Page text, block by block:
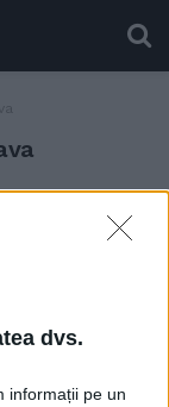
dvs.
informații pe un
tranșe din
sport,
de
Handbalul și
cele mai